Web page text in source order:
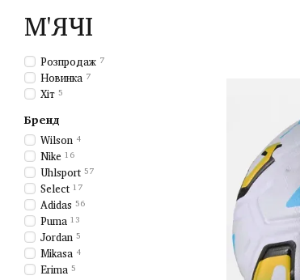
М'ЯЧІ
Розпродаж 7
Новинка 7
Хіт 5
Бренд
Wilson 4
Nike 16
Uhlsport 57
Select 17
Adidas 56
Puma 13
Jordan 5
Mikasa 4
Erima 5